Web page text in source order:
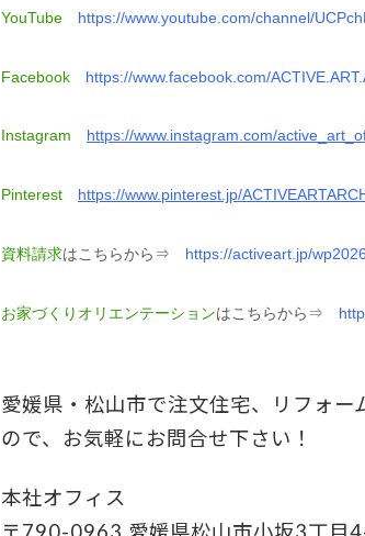
YouTube https://www.youtube.com/channel/
Facebook https://www.facebook.com/
Instagram https://www.instagram.com/
Pinterest https://www.pinterest.jp/
資料請求はこちらから⇒ https://activeart.jp/
お家づくりオリエンテーションはこちらから⇒
愛媛県・松山市で注文住宅、リフォ
ので、お気軽にお問合せ下さい！
本社オフィス